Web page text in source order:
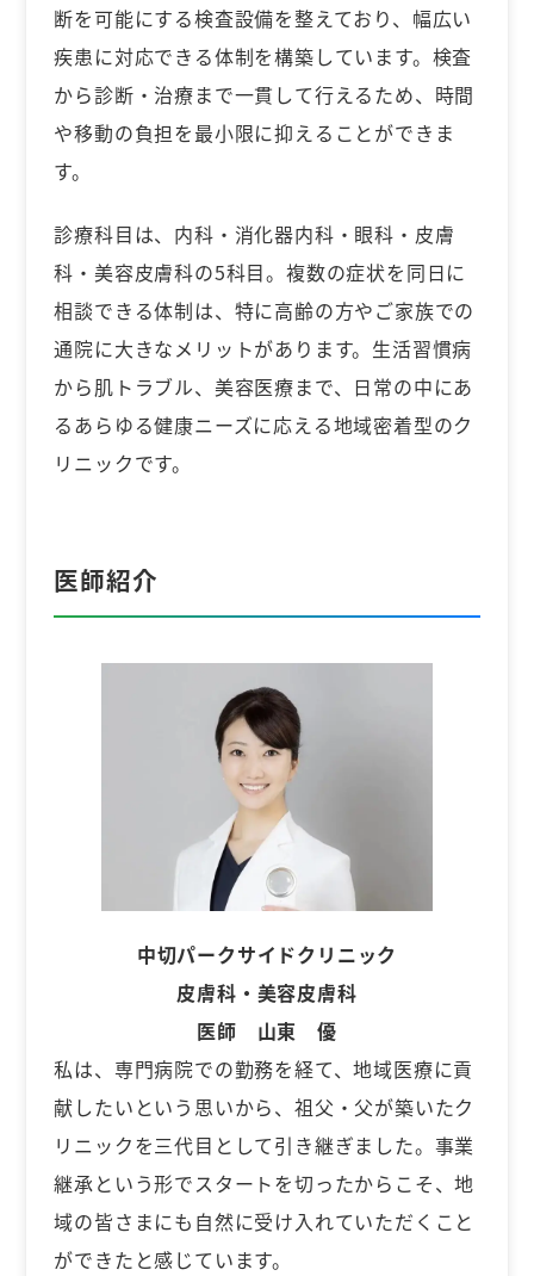
断を可能にする検査設備を整えており、幅広い
疾患に対応できる体制を構築しています。検査
から診断・治療まで一貫して行えるため、時間
や移動の負担を最小限に抑えることができま
す。
診療科目は、内科・消化器内科・眼科・皮膚
科・美容皮膚科の5科目。複数の症状を同日に
相談できる体制は、特に高齢の方やご家族での
通院に大きなメリットがあります。生活習慣病
から肌トラブル、美容医療まで、日常の中にあ
るあらゆる健康ニーズに応える地域密着型のク
リニックです。
医師紹介
中切パークサイドクリニック
皮膚科・美容皮膚科
医師 山東 優
私は、専門病院での勤務を経て、地域医療に貢
献したいという思いから、祖父・父が築いたク
リニックを三代目として引き継ぎました。事業
継承という形でスタートを切ったからこそ、地
域の皆さまにも自然に受け入れていただくこと
ができたと感じています。